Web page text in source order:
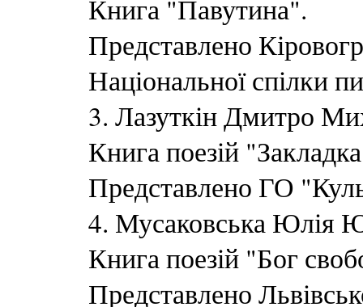
Книга "Павутина".
Представлено
Національної спілки
3. Лазуткін Дмитро
Книга поезій
Представлено ГО
4. Мусаковська Юлія
Книга поезій "Бог
Представлено